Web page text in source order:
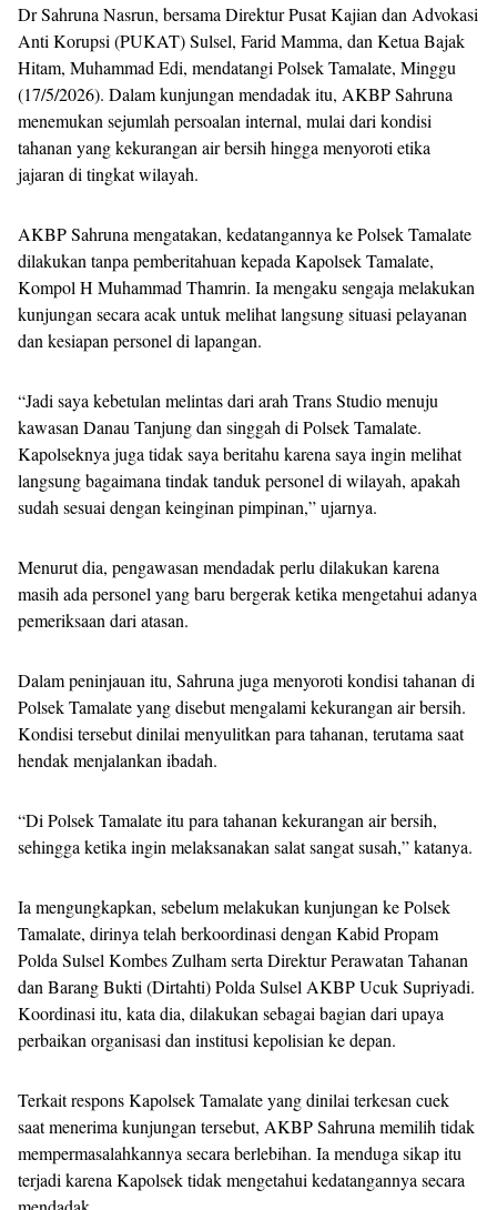
Dr Sahruna Nasrun, bersama Direktur Pusat Kajian dan Advokasi
Anti Korupsi (PUKAT) Sulsel, Farid Mamma, dan Ketua Bajak
Hitam, Muhammad Edi, mendatangi Polsek Tamalate, Minggu
(17/5/2026). Dalam kunjungan mendadak itu, AKBP Sahruna
menemukan sejumlah persoalan internal, mulai dari kondisi
tahanan yang kekurangan air bersih hingga menyoroti etika
jajaran di tingkat wilayah.
AKBP Sahruna mengatakan, kedatangannya ke Polsek Tamalate
dilakukan tanpa pemberitahuan kepada Kapolsek Tamalate,
Kompol H Muhammad Thamrin. Ia mengaku sengaja melakukan
kunjungan secara acak untuk melihat langsung situasi pelayanan
dan kesiapan personel di lapangan.
“Jadi saya kebetulan melintas dari arah Trans Studio menuju
kawasan Danau Tanjung dan singgah di Polsek Tamalate.
Kapolseknya juga tidak saya beritahu karena saya ingin melihat
langsung bagaimana tindak tanduk personel di wilayah, apakah
sudah sesuai dengan keinginan pimpinan,” ujarnya.
Menurut dia, pengawasan mendadak perlu dilakukan karena
masih ada personel yang baru bergerak ketika mengetahui adanya
pemeriksaan dari atasan.
Dalam peninjauan itu, Sahruna juga menyoroti kondisi tahanan di
Polsek Tamalate yang disebut mengalami kekurangan air bersih.
Kondisi tersebut dinilai menyulitkan para tahanan, terutama saat
hendak menjalankan ibadah.
“Di Polsek Tamalate itu para tahanan kekurangan air bersih,
sehingga ketika ingin melaksanakan salat sangat susah,” katanya.
Ia mengungkapkan, sebelum melakukan kunjungan ke Polsek
Tamalate, dirinya telah berkoordinasi dengan Kabid Propam
Polda Sulsel Kombes Zulham serta Direktur Perawatan Tahanan
dan Barang Bukti (Dirtahti) Polda Sulsel AKBP Ucuk Supriyadi.
Koordinasi itu, kata dia, dilakukan sebagai bagian dari upaya
perbaikan organisasi dan institusi kepolisian ke depan.
Terkait respons Kapolsek Tamalate yang dinilai terkesan cuek
saat menerima kunjungan tersebut, AKBP Sahruna memilih tidak
mempermasalahkannya secara berlebihan. Ia menduga sikap itu
terjadi karena Kapolsek tidak mengetahui kedatangannya secara